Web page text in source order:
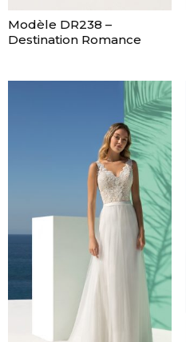
Modèle DR238 –
Destination Romance